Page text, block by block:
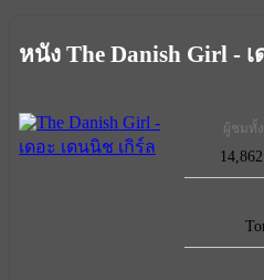
ผู้ชมทั้
หนัง The Danish Girl -